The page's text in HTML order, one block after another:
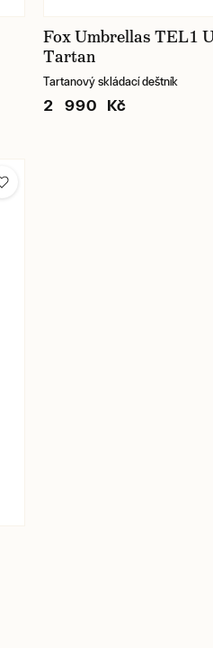
Fox Umbrellas TEL1
Tartan
Tartanový skládací deštník
2 990 Kč